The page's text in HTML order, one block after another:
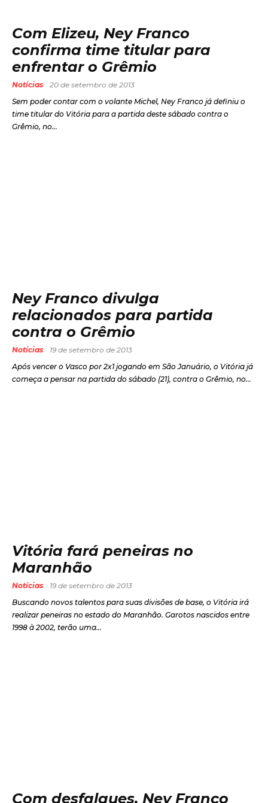
Com Elizeu, Ney Franco
confirma time titular para
enfrentar o Grêmio
Notícias
20 de setembro de 2013
Sem poder contar com o volante Michel, Ney Franco já definiu o
time titular do Vitória para a partida deste sábado contra o
Grêmio, no...
Ney Franco divulga
relacionados para partida
contra o Grêmio
Notícias
19 de setembro de 2013
Após vencer o Vasco por 2x1 jogando em São Januário, o Vitória já
começa a pensar na partida do sábado (21), contra o Grêmio, no...
Vitória fará peneiras no
Maranhão
Notícias
19 de setembro de 2013
Buscando novos talentos para suas divisões de base, o Vitória irá
realizar peneiras no estado do Maranhão. Garotos nascidos entre
1998 à 2002, terão uma...
Com desfalques, Ney Franco